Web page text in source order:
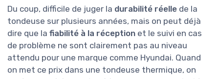
Du coup, difficile de juger la durabilité réelle de la
tondeuse sur plusieurs années, mais on peut déjà
dire que la fiabilité à la réception et le suivi en cas
de problème ne sont clairement pas au niveau
attendu pour une marque comme Hyundai. Quand
on met ce prix dans une tondeuse thermique, on